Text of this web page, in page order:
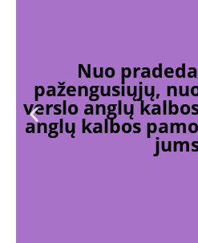
Nuo
pažengusiųjų,
verslo anglų
anglų kalbos